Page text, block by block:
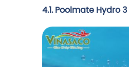
4.1. Poolmate Hydro 3